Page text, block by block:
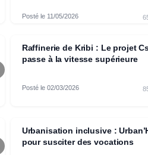
Posté le 11/05/2026
Raffinerie de Kribi : Le projet
passe à la vitesse supérieure
Posté le 02/03/2026
Urbanisation inclusive :
pour susciter des vocations